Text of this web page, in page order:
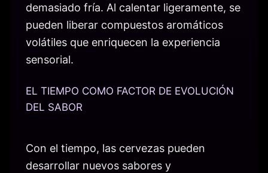
demasiado fría. Al calentar ligeramente, se
pueden liberar compuestos aromáticos
volátiles que enriquecen la experiencia
sensorial.
EL TIEMPO COMO FACTOR DE EVOLUCIÓN
DEL SABOR
Con el tiempo, las cervezas pueden
desarrollar nuevos sabores y